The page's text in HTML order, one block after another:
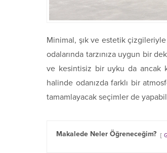
Minimal, şık ve estetik çizgileriyle
odalarında tarzınıza uygun bir
ve kesintisiz bir uyku da ancak
halinde odanızda farklı bir
tamamlayacak seçimler de
Makalede Neler Öğreneceğim?